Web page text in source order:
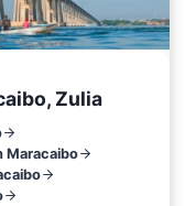
Zulia
Maracaibo